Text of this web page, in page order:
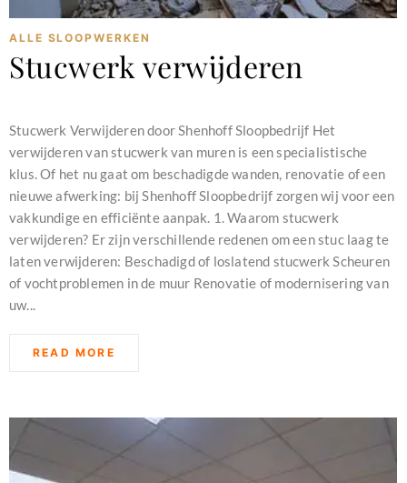
ALLE SLOOPWERKEN
Stucwerk verwijderen
Stucwerk Verwijderen door Shenhoff Sloopbedrijf Het
verwijderen van stucwerk van muren is een specialistische
klus. Of het nu gaat om beschadigde wanden, renovatie of een
nieuwe afwerking: bij Shenhoff Sloopbedrijf zorgen wij voor een
vakkundige en efficiënte aanpak. 1. Waarom stucwerk
verwijderen? Er zijn verschillende redenen om een stuc laag te
laten verwijderen: Beschadigd of loslatend stucwerk Scheuren
of vochtproblemen in de muur Renovatie of modernisering van
uw...
READ MORE